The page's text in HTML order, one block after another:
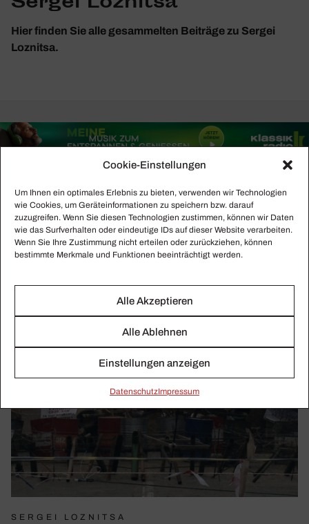
Cookie-Einstellungen
Um Ihnen ein optimales Erlebnis zu bieten, verwenden wir Technologien
wie Cookies, um Geräteinformationen zu speichern bzw. darauf
zuzugreifen. Wenn Sie diesen Technologien zustimmen, können wir Daten
wie das Surfverhalten oder eindeutige IDs auf dieser Website verarbeiten.
Wenn Sie Ihre Zustimmung nicht erteilen oder zurückziehen, können
bestimmte Merkmale und Funktionen beeinträchtigt werden.
Alle Akzeptieren
Alle Ablehnen
Einstellungen anzeigen
Daten­schutzImpressum
Hier finden Sie alle gesammelten Beiträge zu Sergei
Loznitsa.
SERGEI LOZNITSA